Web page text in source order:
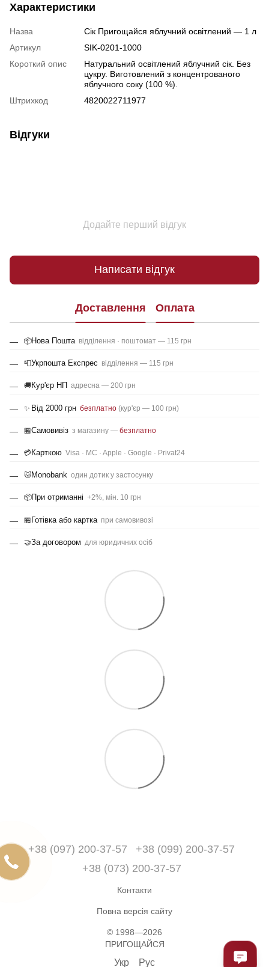
Характеристики
Назва
Сік Пригощайся яблучний освітлений — 1 л
Артикул
SIK-0201-1000
Короткий опис
Натуральний освітлений яблучний сік. Без
цукру. Виготовлений з концентрованого
яблучного соку (100 %).
Штрихкод
4820022711977
Відгуки
Додайте перший відгук
Написати відгук
Доставлення Оплата
📦Нова Пошта відділення · поштомат — 115 грн
📮Укрпошта Експрес відділення — 115 грн
🚚Кур'єр НП адресна — 200 грн
✨ Від 2000 грн безплатно (кур'єр — 100 грн)
🏪Самовивіз з магазину — безплатно
💳Карткою Visa · MC · Apple · Google · Privat24
🐱Monobank один дотик у застосунку
📦При отриманні +2%, мін. 10 грн
🏪Готівка або картка при самовивозі
🤝За договором для юридичних осіб
+38 (097) 200-37-57
+38 (099) 200-37-57
+38 (073) 200-37-57
Контакти
Повна версія сайту
© 1998—2026
ПРИГОЩАЙСЯ
Укр Рус